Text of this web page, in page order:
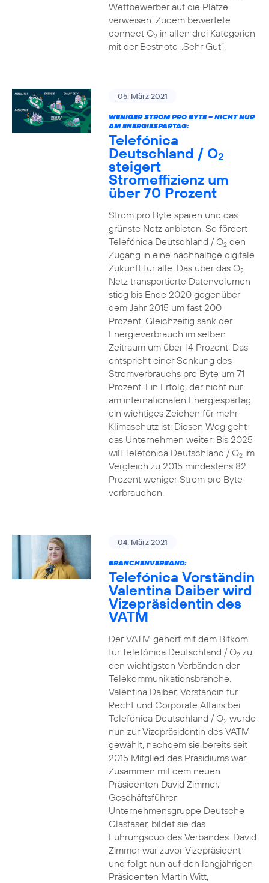
Wettbewerber auf die Plätze
verweisen. Zudem bewertete
connect O2in allen drei Kategorien
mit der Bestnote „Sehr Gut“.
05. März 2021
WENIGER STROM PRO BYTE – NICHT NUR
AM ENERGIESPARTAG:
Telefónica
Deutschland / O2
steigert
Stromeffizienz um
über 70 Prozent
Strom pro Byte sparen und das
grünste Netz anbieten. So fördert
Telefónica Deutschland / O2den
Zugang in eine nachhaltige digitale
Zukunft für alle. Das über das O2
Netz transportierte Datenvolumen
stieg bis Ende 2020 gegenüber
dem Jahr 2015 um fast 200
Prozent. Gleichzeitig sank der
Energieverbrauch im selben
Zeitraum um über 14 Prozent. Das
entspricht einer Senkung des
Stromverbrauchs pro Byte um 71
Prozent. Ein Erfolg, der nicht nur
am internationalen Energiespartag
ein wichtiges Zeichen für mehr
Klimaschutz ist. Diesen Weg geht
das Unternehmen weiter: Bis 2025
will Telefónica Deutschland / O2im
Vergleich zu 2015 mindestens 82
Prozent weniger Strom pro Byte
verbrauchen.
04. März 2021
BRANCHENVERBAND:
Telefónica Vorständin
Valentina Daiber wird
Vizepräsidentin des
VATM
Der VATM gehört mit dem Bitkom
für Telefónica Deutschland / O2zu
den wichtigsten Verbänden der
Telekommunikationsbranche.
Valentina Daiber, Vorständin für
Recht und Corporate Affairs bei
Telefónica Deutschland / O2wurde
nun zur Vizepräsidentin des VATM
gewählt, nachdem sie bereits seit
2015 Mitglied des Präsidiums war.
Zusammen mit dem neuen
Präsidenten David Zimmer,
Geschäftsführer
Unternehmensgruppe Deutsche
Glasfaser, bildet sie das
Führungsduo des Verbandes. David
Zimmer war zuvor Vizepräsident
und folgt nun auf den langjährigen
Präsidenten Martin Witt,